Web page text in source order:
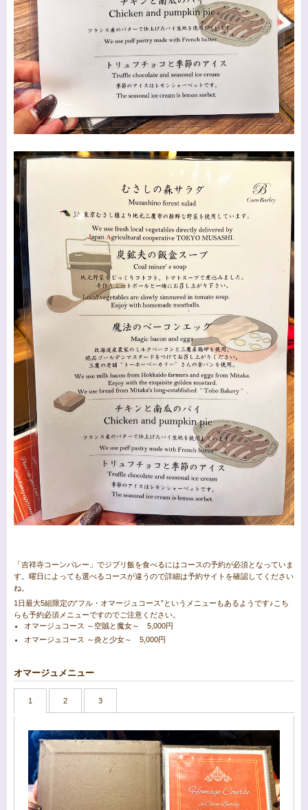
「吉祥寺コーンバレー」でジブリ飯を食べるにはコースの予約が必須となっていま
す。曜日によっても選べるコースが違うので詳細は予約サイトを確認してください
ね。
1日最大5組限定の“フル・オマージュコース”というメニューもあるようです♪こち
らも予約必須メニューですのでご注意ください。
オマージュコース ～空賊と魔女～ 5,000円
オマージュコース ～炎と少女～ 5,000円
オマージュメニュー
1 2 3